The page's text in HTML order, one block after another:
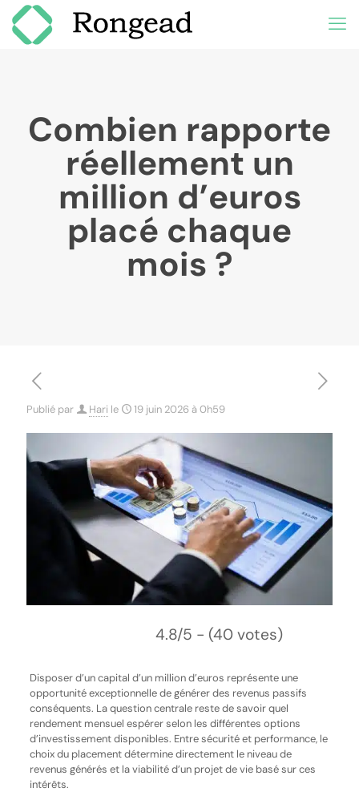
Combien rapporte
réellement un
million d’euros
placé chaque
mois ?
Publié par Hari le 19 juin 2026 à 0h59
4.8/5 - (40 votes)
Disposer d’un capital d’un million d’euros représente une
opportunité exceptionnelle de générer des revenus passifs
conséquents. La question centrale reste de savoir quel
rendement mensuel espérer selon les différentes options
d’investissement disponibles. Entre sécurité et performance, le
choix du placement détermine directement le niveau de
revenus générés et la viabilité d’un projet de vie basé sur ces
intérêts.